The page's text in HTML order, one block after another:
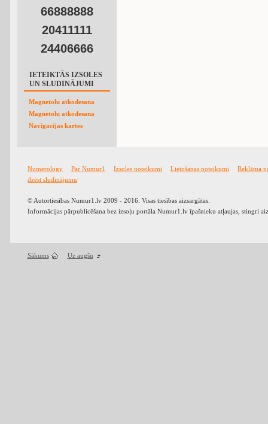
66888888
20411111
24406666
IETEIKTĀS IZSOLES
UN SLUDINĀJUMI
Magnetolu atkodesana
Magnetolu atkodesana
Navigācijas kartes
Numerology Par Numur1 Izsoles noteikumi Lietošanas noteikumi
Reklāma
dzēst sludinājumu
© Autortiesības Numur1.lv 2009 - 2016. Visas tiesības aizsargātas.
Informācijas pārpublicēšana bez izsoļu portāla Numur1.lv īpašnieku atļaujas, stingri
Sākums Uz augšu